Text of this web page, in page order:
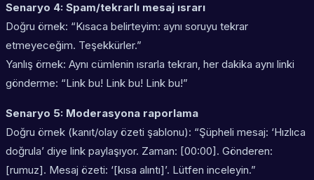
Senaryo 4: Spam/tekrarlı mesaj ısrarı
Doğru örnek: “Kısaca belirteyim: aynı soruyu tekrar
etmeyeceğim. Teşekkürler.”
Yanlış örnek: Aynı cümlenin ısrarla tekrarı, her dakika aynı linki
gönderme: “Link bu! Link bu! Link bu!”
Senaryo 5: Moderasyona raporlama
Doğru örnek (kanıt/olay özeti şablonu): “Şüpheli mesaj: ‘Hızlıca
doğrula’ diye link paylaşıyor. Zaman: [00:00]. Gönderen:
[rumuz]. Mesaj özeti: ‘[kısa alıntı]’. Lütfen inceleyin.”